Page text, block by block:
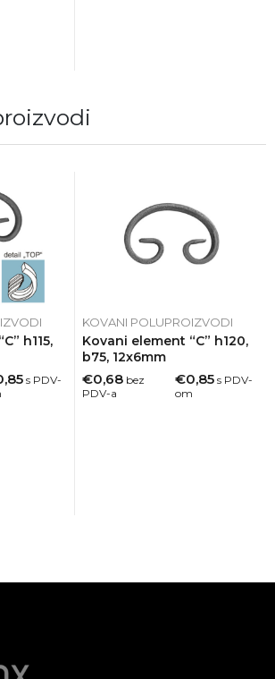
h115,
s PDV-
KOVANI POLUPROIZVODI
Kovani element “C” h120,
b75, 12x6mm
€0,68bez
PDV-a
€0,85s PDV-
om